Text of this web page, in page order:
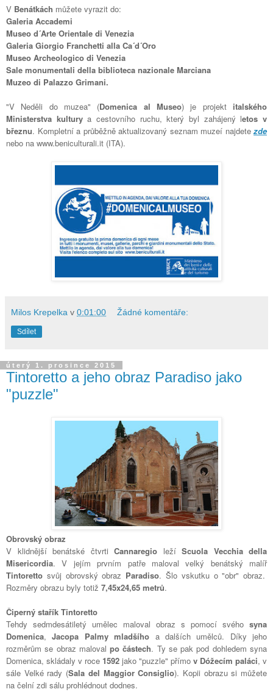
V Benátkách můžete vyrazit do:
Galeria Accademi
Museo d´Arte Orientale di Venezia
Galeria Giorgio Franchetti alla Ca´d´Oro
Museo Archeologico di Venezia
Sale monumentali della biblioteca nazionale Marciana
Muzeo di Palazzo Grimani.
"V Neděli do muzea" (Domenica al Museo) je projekt italského
Ministerstva kulturya cestovního ruchu, který byl zahájený letos v
březnu. Kompletní a průběžně aktualizovaný seznam muzeí najdete zde
nebo na www.beniculturali.it (ITA).
Milos Krepelka v 0:01:00 Žádné komentáře:
Sdílet
úterý 1. prosince 2015
Tintoretto a jeho obraz Paradiso jako
"puzzle"
Obrovský obraz
V klidnější benátské čtvrti Cannaregio leží Scuola Vecchia della
Misericordia. V jejím prvním patře maloval velký benátský malíř
Tintoretto svůj obrovský obraz Paradiso. Šlo vskutku o "obr" obraz.
Rozměry obrazu byly totiž 7,45x24,65 metrů.
Čiperný stařík Tintoretto
Tehdy sedmdesátiletý umělec maloval obraz s pomocí svého syna
Domenica,Jacopa Palmy mladšího a dalších umělců. Díky jeho
rozměrům se obraz malovalpo částech. Ty se pak pod dohledem syna
Domenica, skládaly v roce 1592 jako "puzzle" přímo v Dóžecím paláci, v
sále Velké rady (Sala del Maggior Consiglio). Kopii obrazu si můžete
na čelní zdi sálu prohlédnout dodnes.